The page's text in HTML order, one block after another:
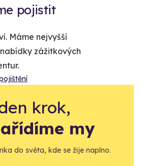
pojistit
Máme nejvyšší
zážitkových
krok,
my
do světa, kde se žije naplno.